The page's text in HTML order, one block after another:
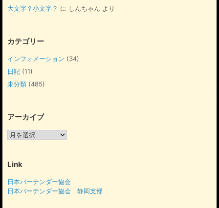
大文字？小文字？ に しんちゃん より
カテゴリー
インフォメーション (34)
日記 (11)
未分類 (485)
アーカイブ
ア
イ
Link
日本バーテンダー協会
日本バーテンダー協会 静岡支部